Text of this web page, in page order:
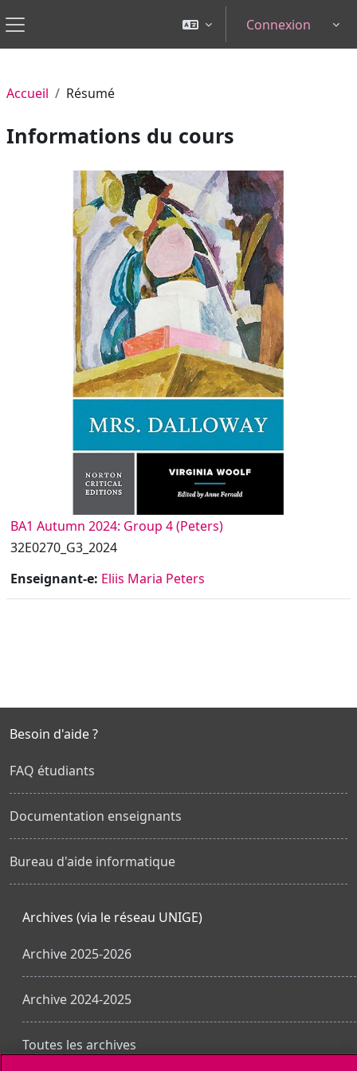
Panneau latéral
Connexion
Accueil Résumé
Informations du cours
BA1 Autumn 2024: Group 4 (Peters)
32E0270_G3_2024
Enseignant-e: Eliis Maria Peters
Besoin d'aide ?
FAQ étudiants
Documentation enseignants
Bureau d'aide informatique
Archives (via le réseau UNIGE)
Archive 2025-2026
Archive 2024-2025
Toutes les archives